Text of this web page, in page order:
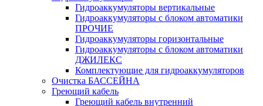
Гидроаккумуляторы вертикальные
Гидроаккумуляторы с блоком автоматики
ПРОЧИЕ
Гидроаккумуляторы горизонтальные
Гидроаккумуляторы с блоком автоматики
ДЖИЛЕКС
Комплектующие для гидроаккумуляторов
Очистка БАССЕЙНА
Греющий кабель
Греющий кабель внутренний